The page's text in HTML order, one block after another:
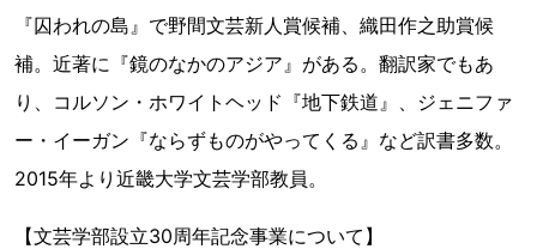
『囚われの島』で野間文芸新人賞候補、織田作之助賞候
補。近著に『鏡のなかのアジア』がある。翻訳家でもあ
り、コルソン・ホワイトヘッド『地下鉄道』、ジェニファ
ー・イーガン『ならずものがやってくる』など訳書多数。
2015年より近畿大学文芸学部教員。
【文芸学部設立30周年記念事業について】